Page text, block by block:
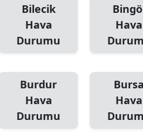
Bilecik
Hava
Durumu
Hava
Burdur
Hava
Durumu
Bursa
Hava